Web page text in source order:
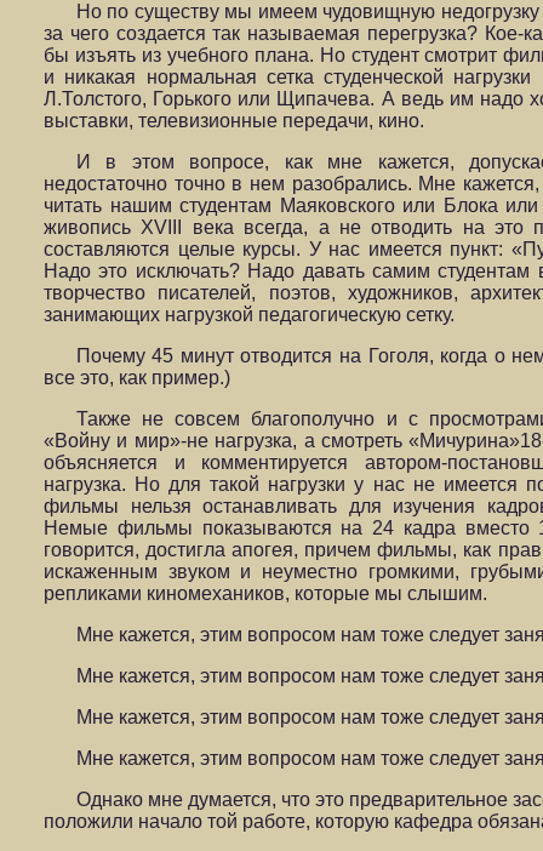
Но по существу мы имеем чудовищную недогрузку
за чего создается так называемая перегрузка?
бы изъять из учебного плана. Но студент смотрит
и никакая нормальная сетка студенческой
Л.Толстого, Горького или Щипачева. А ведь им надо
выставки, телевизионные передачи, кино.
И в этом вопросе, как мне кажется,
недостаточно точно в нем разобрались. Мне
читать нашим студентам Маяковского или Блока
живопись XVIII века всегда, а не отводить на это
составляются целые курсы. У нас имеется пункт:
Надо это исключать? Надо давать самим студентам
творчество писателей, поэтов, художников,
занимающих нагрузкой педагогическую сетку.
Почему 45 минут отводится на Гоголя, когда о
все это, как пример.)
Также не совсем благополучно и с
«Войну и мир»-не нагрузка, а смотреть
объясняется и комментируется автором-
нагрузка. Но для такой нагрузки у нас не имеется
фильмы нельзя останавливать для изучения
Немые фильмы показываются на 24 кадра вместо
говорится, достигла апогея, причем фильмы, как
искаженным звуком и неуместно громкими,
репликами киномехаников, которые мы слышим.
Мне кажется, этим вопросом нам тоже следует
Мне кажется, этим вопросом нам тоже следует
Мне кажется, этим вопросом нам тоже следует
Мне кажется, этим вопросом нам тоже следует
Однако мне думается, что это предварительное
положили начало той работе, которую кафедра